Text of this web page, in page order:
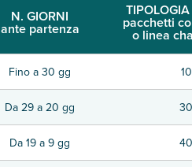
N. GIORNI
ante partenza pacchetti
o linea
Fino a 30 gg
Da 29 a 20 gg
Da 19 a 9 gg